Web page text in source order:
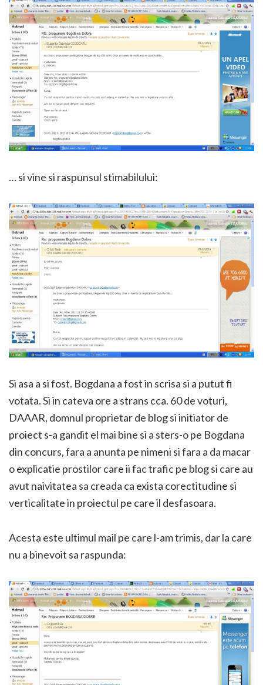
… si vine si raspunsul stimabilului:
Si asa a si fost. Bogdana a fost in scrisa si a putut fi
votata. Si in cateva ore a strans cca. 60 de voturi,
DAAAR, domnul proprietar de blog si initiator de
proiect s-a gandit el mai bine si a sters-o pe Bogdana
din concurs, fara a anunta pe nimeni si fara a da macar
o explicatie prostilor care ii fac trafic pe blog si care au
avut naivitatea sa creada ca exista corectitudine si
verticalitate in proiectul pe care il desfasoara.
Acesta este ultimul mail pe care l-am trimis, dar la care
nu a binevoit sa raspunda: